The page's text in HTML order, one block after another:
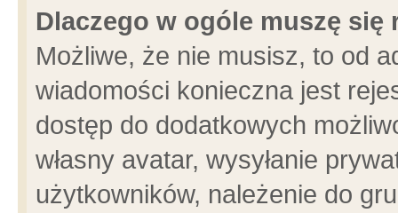
Dlaczego w ogóle muszę się
Możliwe, że nie musisz, to od
wiadomości konieczna jest
dostęp do dodatkowych
własny avatar, wysyłanie
użytkowników, należenie do